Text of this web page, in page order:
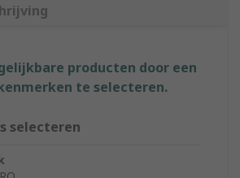
producten door een
te selecteren.
selecteren